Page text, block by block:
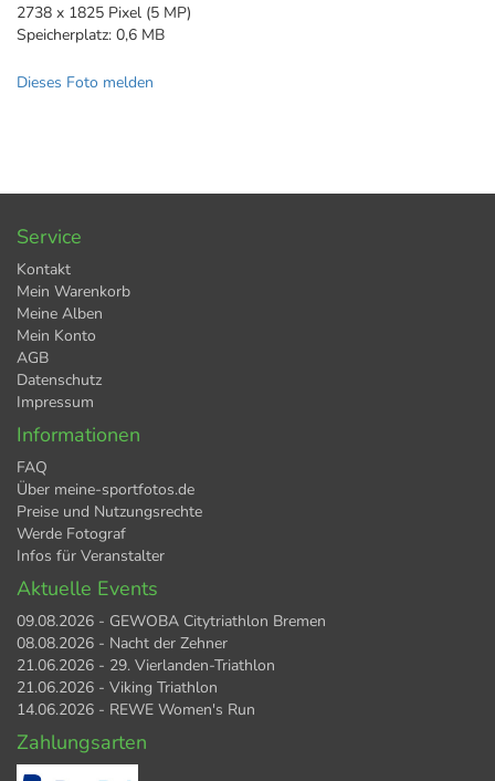
2738 x 1825 Pixel (5 MP)
Speicherplatz: 0,6 MB
Dieses Foto melden
Service
Kontakt
Mein Warenkorb
Meine Alben
Mein Konto
AGB
Datenschutz
Impressum
Informationen
FAQ
Über meine-sportfotos.de
Preise und Nutzungsrechte
Werde Fotograf
Infos für Veranstalter
Aktuelle Events
09.08.2026 - GEWOBA Citytriathlon Bremen
08.08.2026 - Nacht der Zehner
21.06.2026 - 29. Vierlanden-Triathlon
21.06.2026 - Viking Triathlon
14.06.2026 - REWE Women's Run
Zahlungsarten